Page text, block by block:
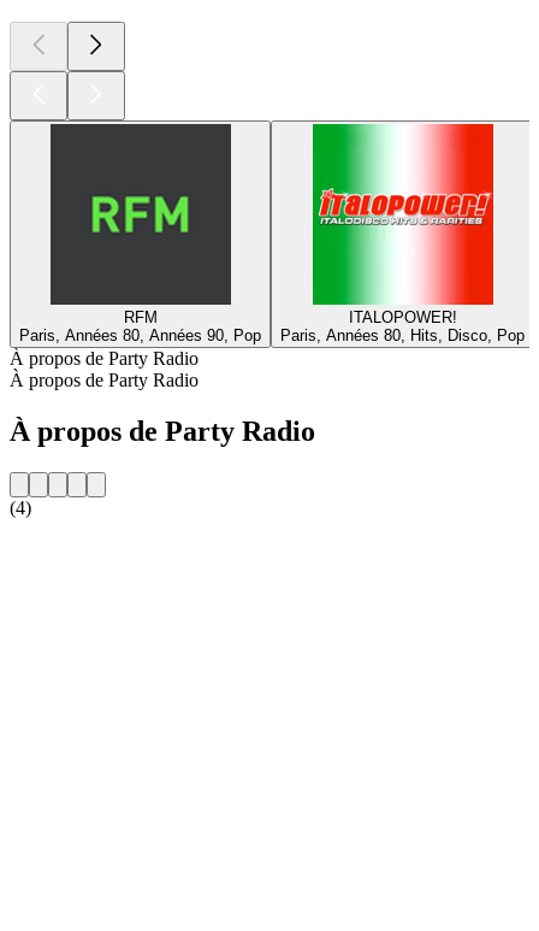
RFM
Paris, Années 80, Années 90, Pop
ITALOPOWER!
Paris, Années 80, Hits, Disco, Pop
À propos de Party Radio
À propos de Party Radio
À propos de Party Radio
(4)